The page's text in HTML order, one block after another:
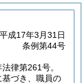
平成17年3月31日
条例第44号
律第261号。
づき、職員の